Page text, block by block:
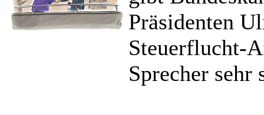
Präsidenten
Steuerflucht-
Sprecher